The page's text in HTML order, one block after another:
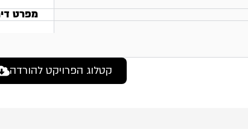
מפרט
קטלוג הפרויקט להורדה